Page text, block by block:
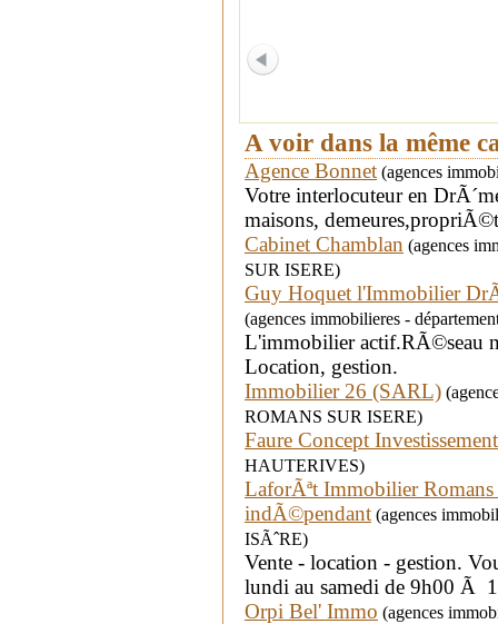
A voir dans la même
Agence Bonnet (agences
Votre interlocuteur en
maisons,
Cabinet Chamblan (agences
SUR ISERE)
Guy Hoquet l'Immobilier
(agences immobilieres -
L'immobilier actif.RÃ©seau
Location, gestion.
Immobilier 26 (SARL)
ROMANS SUR ISERE)
Faure Concept Investissement
HAUTERIVES)
LaforÃªt Immobilier
indÃ©pendant (agences
ISÃˆRE)
Vente - location - gestion.
lundi au samedi de 9h00 Ã
Orpi Bel' Immo (agences